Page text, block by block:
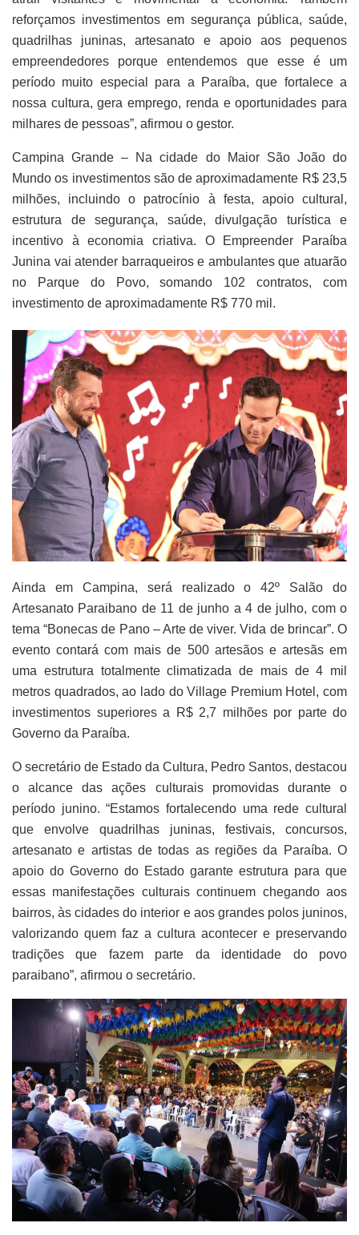
reforçamos investimentos em segurança pública, saúde,
quadrilhas juninas, artesanato e apoio aos pequenos
empreendedores porque entendemos que esse é um
período muito especial para a Paraíba, que fortalece a
nossa cultura, gera emprego, renda e oportunidades para
milhares de pessoas”, afirmou o gestor.
Campina Grande – Na cidade do Maior São João do
Mundo os investimentos são de aproximadamente R$ 23,5
milhões, incluindo o patrocínio à festa, apoio cultural,
estrutura de segurança, saúde, divulgação turística e
incentivo à economia criativa. O Empreender Paraíba
Junina vai atender barraqueiros e ambulantes que atuarão
no Parque do Povo, somando 102 contratos, com
investimento de aproximadamente R$ 770 mil.
Ainda em Campina, será realizado o 42º Salão do
Artesanato Paraibano de 11 de junho a 4 de julho, com o
tema “Bonecas de Pano – Arte de viver. Vida de brincar”. O
evento contará com mais de 500 artesãos e artesãs em
uma estrutura totalmente climatizada de mais de 4 mil
metros quadrados, ao lado do Village Premium Hotel, com
investimentos superiores a R$ 2,7 milhões por parte do
Governo da Paraíba.
O secretário de Estado da Cultura, Pedro Santos, destacou
o alcance das ações culturais promovidas durante o
período junino. “Estamos fortalecendo uma rede cultural
que envolve quadrilhas juninas, festivais, concursos,
artesanato e artistas de todas as regiões da Paraíba. O
apoio do Governo do Estado garante estrutura para que
essas manifestações culturais continuem chegando aos
bairros, às cidades do interior e aos grandes polos juninos,
valorizando quem faz a cultura acontecer e preservando
tradições que fazem parte da identidade do povo
paraibano”, afirmou o secretário.